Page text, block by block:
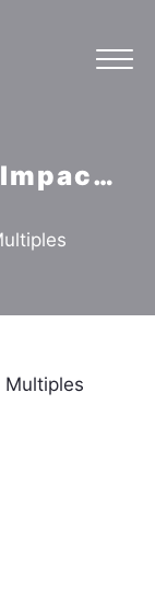
How to Make a Huge Impact With Multiples